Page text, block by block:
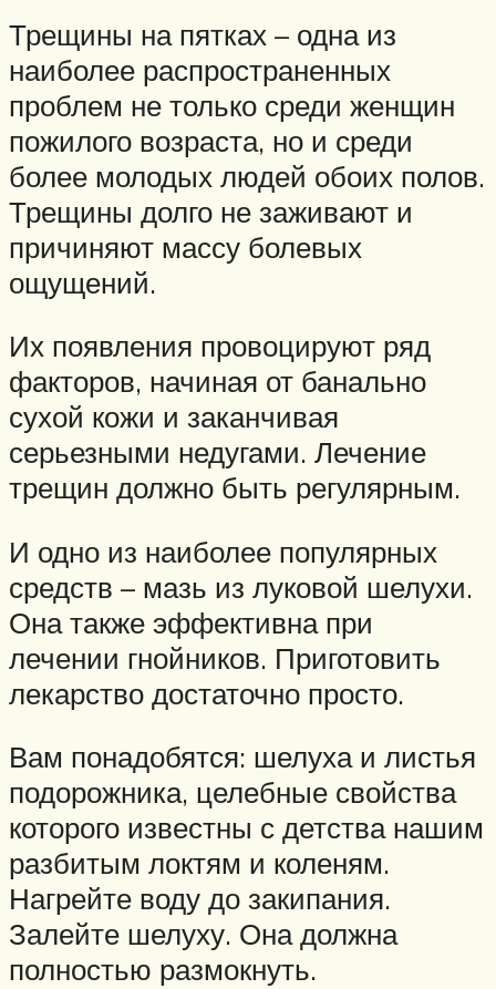
Трещины на пятках – одна из
наиболее распространенных
проблем не только среди женщин
пожилого возраста, но и среди
более молодых людей обоих полов.
Трещины долго не заживают и
причиняют массу болевых
ощущений.
Их появления провоцируют ряд
факторов, начиная от банально
сухой кожи и заканчивая
серьезными недугами. Лечение
трещин должно быть регулярным.
И одно из наиболее популярных
средств – мазь из луковой шелухи.
Она также эффективна при
лечении гнойников. Приготовить
лекарство достаточно просто.
Вам понадобятся: шелуха и листья
подорожника, целебные свойства
которого известны с детства нашим
разбитым локтям и коленям.
Нагрейте воду до закипания.
Залейте шелуху. Она должна
полностью размокнуть.